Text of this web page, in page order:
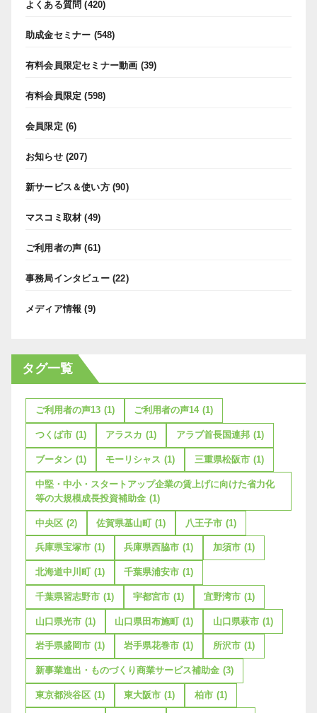
よくある質問 (420)
助成金セミナー (548)
有料会員限定セミナー動画 (39)
有料会員限定 (598)
会員限定 (6)
お知らせ(207)
新サービス＆使い方(90)
マスコミ取材 (49)
ご利用者の声 (61)
事務局インタビュー(22)
メディア情報 (9)
タグ一覧
ご利用者の声13 (1) ご利用者の声14 (1)
つくば市 (1) アラスカ (1) アラブ首長国連邦 (1)
ブータン (1) モーリシャス (1) 三重県松阪市 (1)
中堅・中小・スタートアップ企業の賃上げに向けた省力化
等の大規模成長投資補助金 (1)
中央区 (2) 佐賀県基山町 (1) 八王子市 (1)
兵庫県宝塚市 (1) 兵庫県西脇市 (1) 加須市 (1)
北海道中川町 (1) 千葉県浦安市 (1)
千葉県習志野市 (1) 宇都宮市 (1) 宜野湾市 (1)
山口県光市 (1) 山口県田布施町 (1) 山口県萩市 (1)
岩手県盛岡市 (1) 岩手県花巻市 (1) 所沢市 (1)
新事業進出・ものづくり商業サービス補助金 (3)
東京都渋谷区 (1) 東大阪市 (1) 柏市 (1)